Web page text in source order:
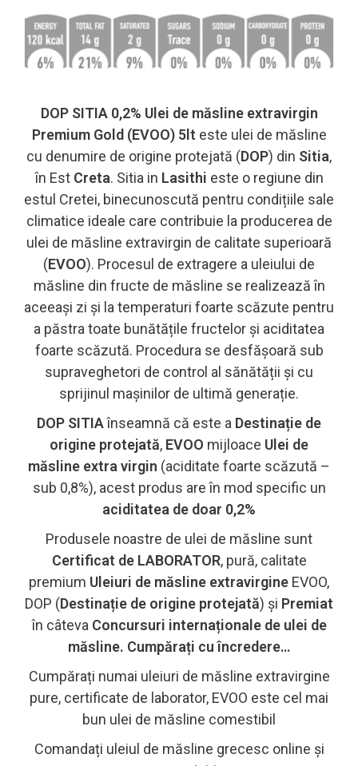
DOP SITIA 0,2% Ulei de măsline extravirgin
Premium Gold (EVOO) 5lt este ulei de măsline
cu denumire de origine protejată (DOP) din Sitia,
în Est Creta. Sitia in Lasithi este o regiune din
estul Cretei, binecunoscută pentru condițiile sale
climatice ideale care contribuie la producerea de
ulei de măsline extravirgin de calitate superioară
(EVOO). Procesul de extragere a uleiului de
măsline din fructe de măsline se realizează în
aceeași zi și la temperaturi foarte scăzute pentru
a păstra toate bunătățile fructelor și aciditatea
foarte scăzută. Procedura se desfășoară sub
supraveghetori de control al sănătății și cu
sprijinul mașinilor de ultimă generație.
DOP SITIAînseamnă că este a Destinație de
origine protejată, EVOO mijloace Ulei de
măsline extra virgin (aciditate foarte scăzută –
sub 0,8%), acest produs are în mod specific un
aciditatea de doar 0,2%
Produsele noastre de ulei de măsline sunt
Certificat de LABORATOR, pură, calitate
premium Uleiuri de măsline extravirgine EVOO,
DOP (Destinație de origine protejată) și Premiat
în câteva Concursuri internaționale de ulei de
măsline. Cumpărați cu încredere…
Cumpărați numai uleiuri de măsline extravirgine
pure, certificate de laborator, EVOO este cel mai
bun ulei de măsline comestibil
Comandați uleiul de măsline grecesc online și